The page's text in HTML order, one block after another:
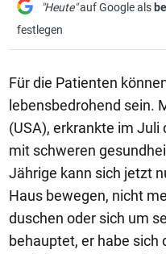
"Heute"auf Google als
festlegen
Für die Patienten
lebensbedrohend sein.
(USA), erkrankte im
mit schweren
Jährige kann sich jetzt
Haus bewegen, nicht
duschen oder sich um
behauptet, er habe sich